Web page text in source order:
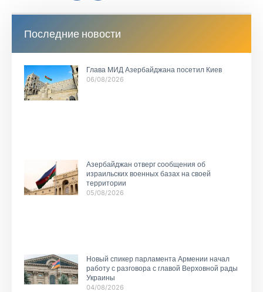
Последние новости
Глава МИД Азербайджана посетил Киев
06/08/2026
Азербайджан отверг сообщения об
израильских военных базах на своей
территории
05/08/2026
Новый спикер парламента Армении начал
работу с разговора с главой Верховной рады
Украины
04/08/2026